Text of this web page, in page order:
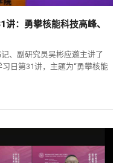
：勇攀核能科技高峰、
、副研究员吴彬应邀主讲了
日第31讲，主题为“勇攀核能